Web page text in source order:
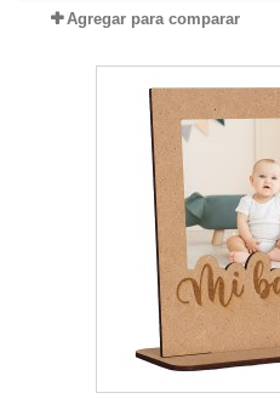
Agregar para comparar